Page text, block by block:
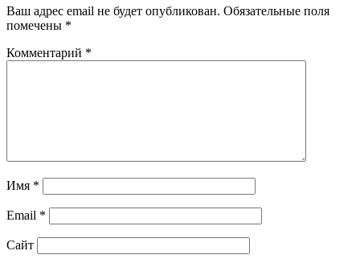
Ваш адрес email не будет опубликован. Обязательные поля
помечены *
Комментарий *
Имя *
Email *
Сайт